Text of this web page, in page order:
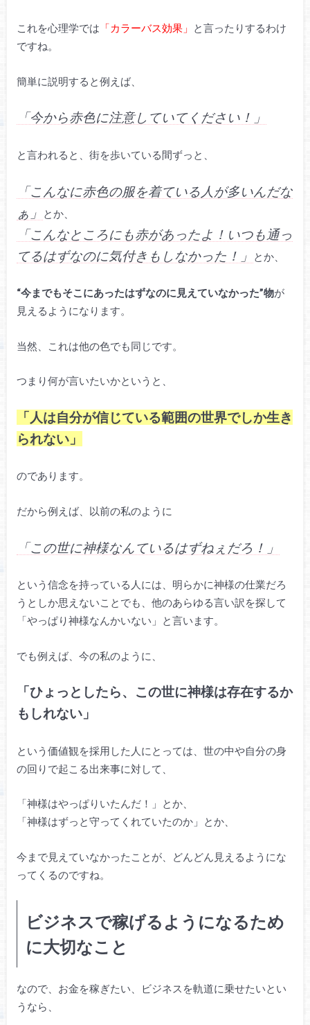
これを心理学では 「カラーバス効果」
と言ったりするわけ
ですね。
簡単に説明すると例えば、
「今から赤色に注意していてください！」
と言われると、街を歩いている間ずっと、
「こんなに赤色の服を着ている人が多いんだな
ぁ」
とか、
「こんなところにも赤があったよ！いつも通っ
てるはずなのに気付きもしなかった！」
とか、
“今までもそこにあったはずなのに見えていなかった”物が
見えるようになります。
当然、これは他の色でも同じです。
つまり何が言いたいかというと、
「人は自分が信じている範囲の世界でしか生き
られない」
のであります。
だから例えば、以前の私のように
「この世に神様なんているはずねぇだろ！」
という信念を持っている人には、明らかに神様の仕業だろ
うとしか思えないことでも、他のあらゆる言い訳を探して
「やっぱり神様なんかいない」と言います。
でも例えば、今の私のように、
「ひょっとしたら、この世に神様は存在するか
もしれない」
という価値観を採用した人にとっては、世の中や自分の身
の回りで起こる出来事に対して、
「神様はやっぱりいたんだ！」とか、
「神様はずっと守ってくれていたのか」とか、
今まで見えていなかったことが、どんどん見えるようにな
ってくるのですね。
ビジネスで稼げるようになるため
に大切なこと
なので、お金を稼ぎたい、ビジネスを軌道に乗せたいとい
うなら、